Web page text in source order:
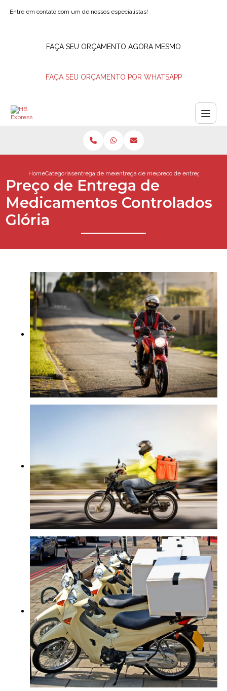
Entre em contato com um de nossos especialistas!
FAÇA SEU ORÇAMENTO AGORA MESMO
FAÇA SEU ORÇAMENTO POR WHATSAPP
HomeCategoriasentrega de medicamentosentrega de medicamentos controlados
preco de entrega de
Preço de Entrega de
Medicamentos Controlados
Glória